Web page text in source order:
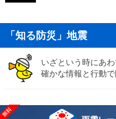
「知る防災」地震
いざという時にあ
確かな情報と行動